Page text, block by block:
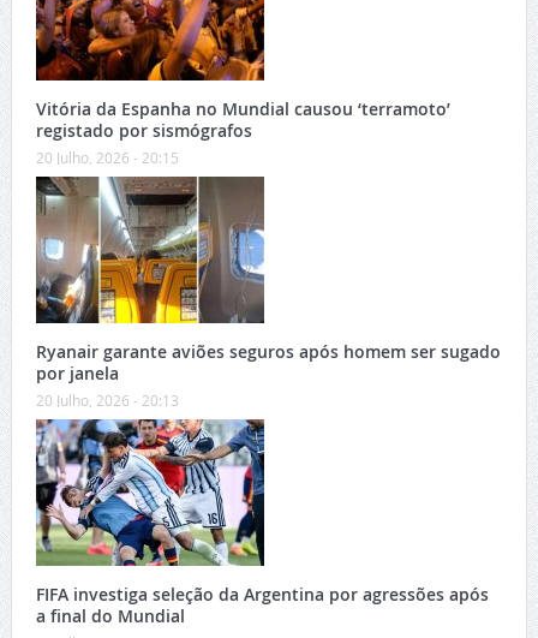
Vitória da Espanha no Mundial causou ‘terramoto’
registado por sismógrafos
20 Julho, 2026 - 20:15
Ryanair garante aviões seguros após homem ser sugado
por janela
20 Julho, 2026 - 20:13
FIFA investiga seleção da Argentina por agressões após
a final do Mundial